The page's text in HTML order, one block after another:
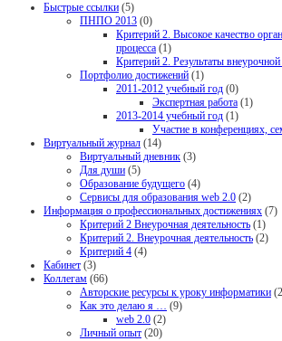
Быстрые ссылки (5)
ПНПО 2013 (0)
Критерий 2. Высокое качество
процесса (1)
Критерий 2. Результаты внеурочной
Портфолио достижений (1)
2011-2012 учебный год (0)
Экспертная работа (1)
2013-2014 учебный год (1)
Участие в конференциях,
Виртуальный журнал (14)
Виртуальный дневник (3)
Для души (5)
Образование будущего (4)
Сервисы для образования web 2.0 (2)
Информация о профессиональных достижениях (7)
Критерий 2 Внеурочная деятельность (1)
Критерий 2. Внеурочная деятельность (2)
Критерий 4 (4)
Кабинет (3)
Коллегам (66)
Авторские ресурсы к уроку информатики
Как это делаю я … (9)
web 2.0 (2)
Личный опыт (20)